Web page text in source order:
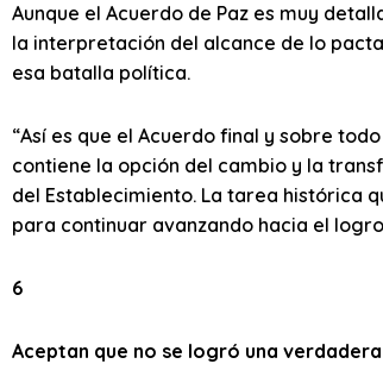
Aunque el Acuerdo de Paz es muy
la interpretación del alcance de lo
esa batalla política.
“Así es que el Acuerdo final y sobre
contiene la opción del cambio y la
del Establecimiento. La tarea histórica
para continuar avanzando hacia el
6
Aceptan que no se logró una